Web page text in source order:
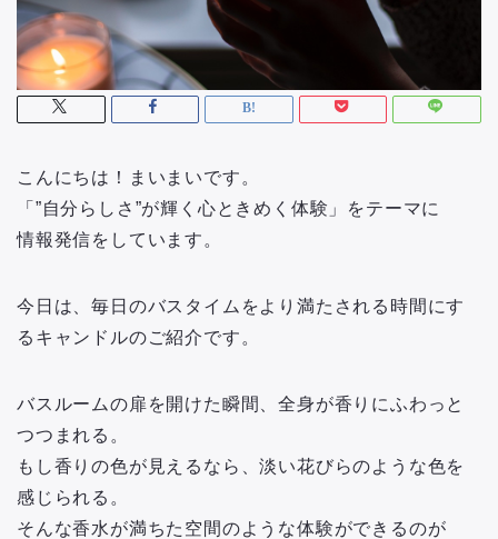
こんにちは！まいまいです。
「”自分らしさ”が輝く心ときめく体験」をテーマに
情報発信をしています。
今日は、毎日のバスタイムをより満たされる時間にす
るキャンドルのご紹介です。
バスルームの扉を開けた瞬間、全身が香りにふわっと
つつまれる。
もし香りの色が見えるなら、淡い花びらのような色を
感じられる。
そんな香水が満ちた空間のような体験ができるのが